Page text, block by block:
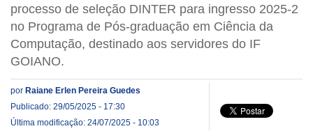
processo de seleção DINTER para ingresso 2025-2
no Programa de Pós-graduação em Ciência da
Computação, destinado aos servidores do IF
GOIANO.
por Raiane Erlen Pereira Guedes
Publicado: 29/05/2025 - 17:30
Última modificação: 24/07/2025 - 10:03